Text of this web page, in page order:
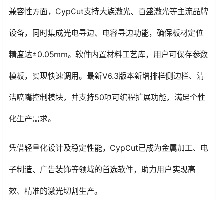
兼容性方面，CypCut支持大族激光、百盛激光等主流品牌
设备，同时集成光电寻边、电容寻边功能，确保板材定位
精度达±0.05mm。软件内置材料工艺库，用户可保存参数
模板，实现快速调用。最新V6.3版本新增排样侧边栏、清
洁喷嘴控制模块，并支持50项可编程扩展功能，满足个性
化生产需求。
凭借轻量化设计及稳定性能，CypCut已成为金属加工、电
子制造、广告装饰等领域的首选软件，助力用户实现高
效、精准的激光切割生产。